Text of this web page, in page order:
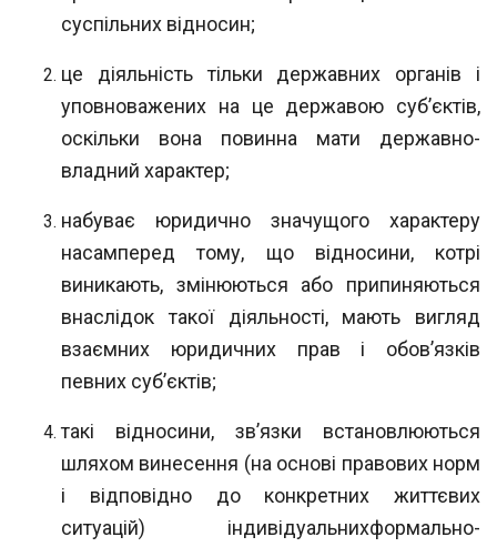
суспільних відносин;
це діяльність тільки державних органів і
уповноважених на це державою суб’єктів,
оскільки вона повинна мати державно-
владний характер;
набуває юридично значущого характеру
насамперед тому, що відносини, котрі
виникають, змінюються або припиняються
внаслідок такої діяльності, мають вигляд
взаємних юридичних прав і обов’язків
певних суб’єктів;
такі відносини, зв’язки встановлюються
шляхом винесення (на основі правових норм
і відповідно до конкретних життєвих
ситуацій) індивідуальнихформально-